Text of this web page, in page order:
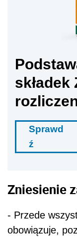
składek
Sprawd
ź
Zniesienie
- Przede
obowiązuje,